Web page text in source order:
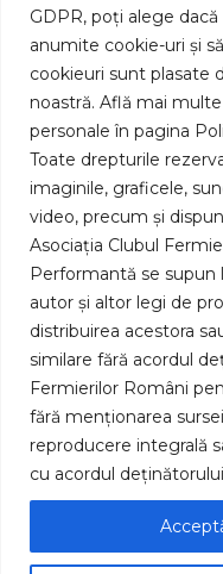
GDPR, poți alege
anumite cookie-uri și
cookieuri sunt plasate
noastră. Află mai
personale în pagina
Toate drepturile
imaginile, graficele,
video, precum și
Asociația Clubul
Performantă se
autor și altor legi de
distribuirea acestora
similare fără acordul
Fermierilor Români
fără menționarea
reproducere integrală
cu acordul